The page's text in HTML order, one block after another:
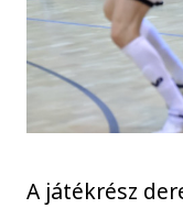
A játékrész